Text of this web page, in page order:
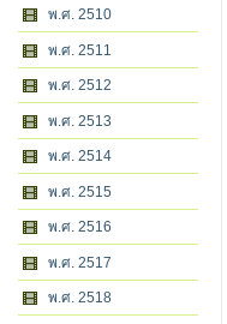
พ.ศ. 2510
พ.ศ. 2511
พ.ศ. 2512
พ.ศ. 2513
พ.ศ. 2514
พ.ศ. 2515
พ.ศ. 2516
พ.ศ. 2517
พ.ศ. 2518